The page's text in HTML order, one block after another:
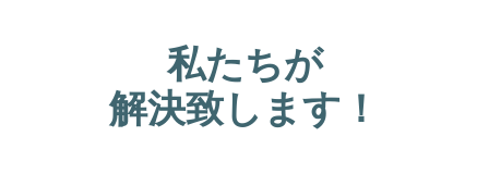
私たちが
解決致します！